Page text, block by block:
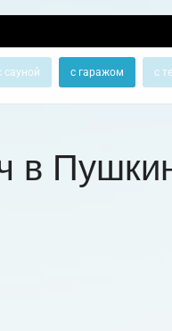
сауной с гаражом с
в